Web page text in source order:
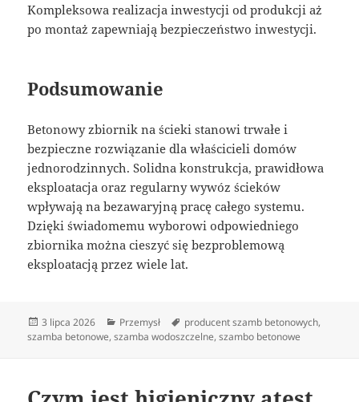
Kompleksowa realizacja inwestycji od produkcji aż
po montaż zapewniają bezpieczeństwo inwestycji.
Podsumowanie
Betonowy zbiornik na ścieki stanowi trwałe i
bezpieczne rozwiązanie dla właścicieli domów
jednorodzinnych. Solidna konstrukcja, prawidłowa
eksploatacja oraz regularny wywóz ścieków
wpływają na bezawaryjną pracę całego systemu.
Dzięki świadomemu wyborowi odpowiedniego
zbiornika można cieszyć się bezproblemową
eksploatacją przez wiele lat.
Data
publikacji
3 lipca 2026 Kategorie
Przemysł Tagi
producent szamb betonowych,
szamba betonowe,szamba wodoszczelne,szambo betonowe